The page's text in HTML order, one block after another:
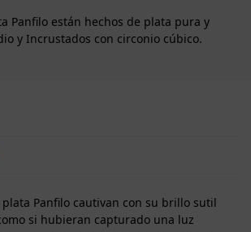
Panfilo están hechos de plata pura y
y Incrustados con circonio cúbico.
Panfilo cautivan con su brillo sutil
si hubieran capturado una luz